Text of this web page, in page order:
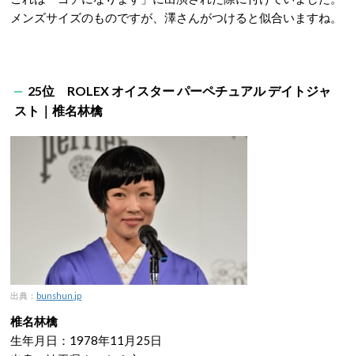
メンズサイズのものですが、澤さんがつけると似合いますね。
25位 ROLEX オイスター パーペチュアル デイトジャ
スト｜椎名林檎
出典： bunshun.jp
椎名林檎
生年月日：1978年11月25日